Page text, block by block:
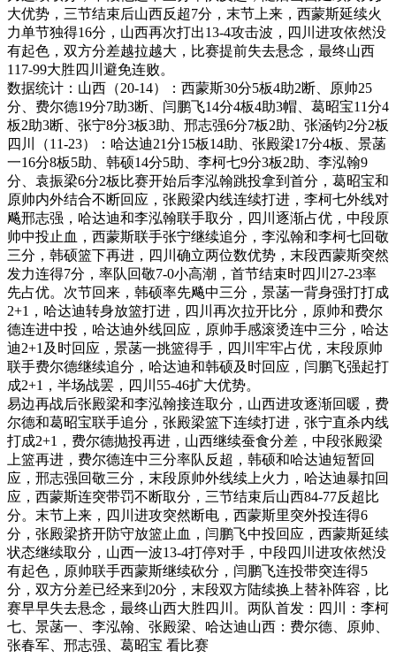
大优势，三节结束后山西反超7分，末节上来，西蒙斯延续火
力单节独得16分，山西再次打出13-4攻击波，四川进攻依然没
有起色，双方分差越拉越大，比赛提前失去悬念，最终山西
117-99大胜四川避免连败。
数据统计：山西（20-14）：西蒙斯30分5板4助2断、原帅25
分、费尔德19分7助3断、闫鹏飞14分4板4助3帽、葛昭宝11分4
板2助3断、张宁8分3板3助、邢志强6分7板2助、张涵钧2分2板
四川（11-23）：哈达迪21分15板14助、张殿梁17分4板、景菡
一16分8板5助、韩硕14分5助、李柯七9分3板2助、李泓翰9
分、袁振梁6分2板比赛开始后李泓翰跳投拿到首分，葛昭宝和
原帅内外结合不断回应，张殿梁内线连续打进，李柯七外线对
飚邢志强，哈达迪和李泓翰联手取分，四川逐渐占优，中段原
帅中投止血，西蒙斯联手张宁继续追分，李泓翰和李柯七回敬
三分，韩硕篮下再进，四川确立两位数优势，末段西蒙斯突然
发力连得7分，率队回敬7-0小高潮，首节结束时四川27-23率
先占优。次节回来，韩硕率先飚中三分，景菡一背身强打打成
2+1，哈达迪转身放篮打进，四川再次拉开比分，原帅和费尔
德连进中投，哈达迪外线回应，原帅手感滚烫连中三分，哈达
迪2+1及时回应，景菡一挑篮得手，四川牢牢占优，末段原帅
联手费尔德继续追分，哈达迪和韩硕及时回应，闫鹏飞强起打
成2+1，半场战罢，四川55-46扩大优势。
易边再战后张殿梁和李泓翰接连取分，山西进攻逐渐回暖，费
尔德和葛昭宝联手追分，张殿梁篮下连续打进，张宁直杀内线
打成2+1，费尔德抛投再进，山西继续蚕食分差，中段张殿梁
上篮再进，费尔德连中三分率队反超，韩硕和哈达迪短暂回
应，邢志强回敬三分，末段原帅外线续上火力，哈达迪暴扣回
应，西蒙斯连突带罚不断取分，三节结束后山西84-77反超比
分。末节上来，四川进攻突然断电，西蒙斯里突外投连得6
分，张殿梁挤开防守放篮止血，闫鹏飞中投回应，西蒙斯延续
状态继续取分，山西一波13-4打停对手，中段四川进攻依然没
有起色，原帅联手西蒙斯继续砍分，闫鹏飞连投带突连得5
分，双方分差已经来到20分，末段双方陆续换上替补阵容，比
赛早早失去悬念，最终山西大胜四川。两队首发：四川：李柯
七、景菡一、李泓翰、张殿梁、哈达迪山西：费尔德、原帅、
张春军、邢志强、葛昭宝 看比赛